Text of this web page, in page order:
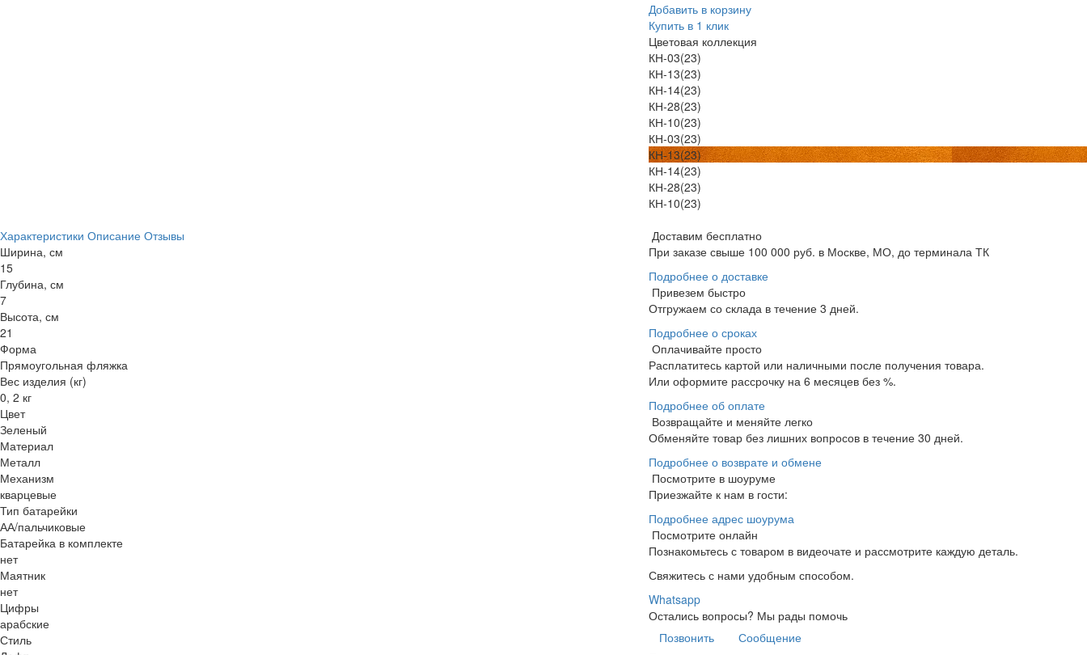
Добавить в корзину
Купить в 1 клик
Цветовая коллекция
КН-03(23)
КН-13(23)
КН-14(23)
КН-28(23)
КН-10(23)
КН-03(23)
КН-13(23)
КН-14(23)
КН-28(23)
КН-10(23)
Характеристики Описание Отзывы
Ширина, см
15
Глубина, см
7
Высота, см
21
Форма
Прямоугольная фляжка
Вес изделия (кг)
0, 2 кг
Цвет
Зеленый
Материал
Металл
Механизм
кварцевые
Тип батарейки
АА/пальчиковые
Батарейка в комплекте
нет
Маятник
нет
Цифры
арабские
Стиль
Доставим бесплатно
При заказе свыше 100 000 руб. в Москве, МО, до терминала ТК
Подробнее о доставке
Привезем быстро
Отгружаем со склада в течение 3 дней.
Подробнее о сроках
Оплачивайте просто
Расплатитесь картой или наличными после получения товара.
Или оформите рассрочку на 6 месяцев без %.
Подробнее об оплате
Возвращайте и меняйте легко
Обменяйте товар без лишних вопросов в течение 30 дней.
Подробнее о возврате и обмене
Посмотрите в шоуруме
Приезжайте к нам в гости:
Подробнее адрес шоурума
Посмотрите онлайн
Познакомьтесь с товаром в видеочате и рассмотрите каждую деталь.
Свяжитесь с нами удобным способом.
Whatsapp
Остались вопросы? Мы рады помочь
Позвонить
Сообщение